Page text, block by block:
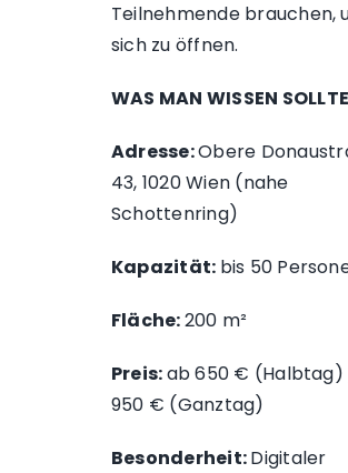
Teilnehmende brauchen,
sich zu öffnen.
WAS MAN WISSEN SOLLTE
Adresse:Obere
43, 1020 Wien (nahe
Schottenring)
Kapazität: bis 50
Fläche:200 m²
Preis:ab 650 €
950 € (Ganztag)
Besonderheit:Digitaler